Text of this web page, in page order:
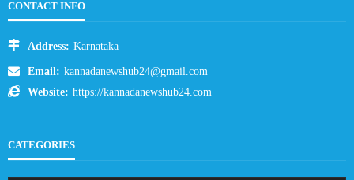
CONTACT INFO
Address: Karnataka
Email: kannadanewshub24@gmail.com
Website: https://kannadanewshub24.com
CATEGORIES